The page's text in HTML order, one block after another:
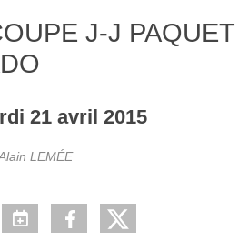
J-J PAQUET
21 avril 2015
LEMÉE